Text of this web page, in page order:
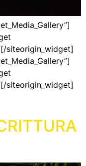
siteorigin_widget]
siteorigin_widget]